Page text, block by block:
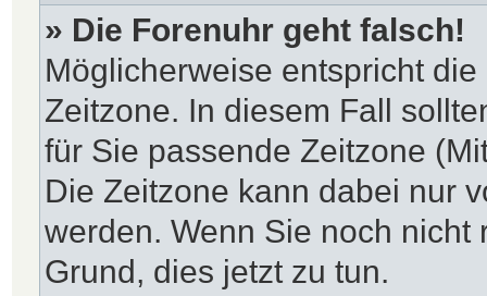
» Die Forenuhr geht falsch!
Möglicherweise entspricht
Zeitzone. In diesem Fall
für Sie passende Zeitzone
Die Zeitzone kann dabei nur
werden. Wenn Sie noch
Grund, dies jetzt zu tun.